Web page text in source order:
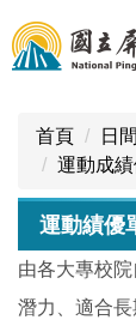
跳
到
主
首頁 日
運動成
運動績優
由各大專校
潛力、適合長